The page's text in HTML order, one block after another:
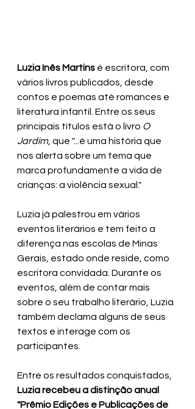
Luzia Inês Martins é escritora, com
vários livros publicados, desde
contos e poemas até romances e
literatura infantil. Entre os seus
principais títulos está o livro O
Jardim, que "...é uma história que
nos alerta sobre um tema que
marca profundamente a vida de
crianças: a violência sexual."
Luzia já palestrou em vários
eventos literários e tem feito a
diferença nas escolas de Minas
Gerais, estado onde reside, como
escritora convidada. Durante os
eventos, além de contar mais
sobre o seu trabalho literário, Luzia
também declama alguns de seus
textos e interage com os
participantes.
Entre os resultados conquistados,
Luzia recebeu a distinção anual
"Prêmio Edições e Publicações de